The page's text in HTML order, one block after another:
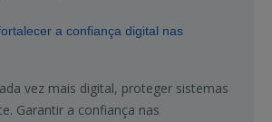
a confiança digital nas
vez mais digital, proteger sistemas
Garantir a confiança nas